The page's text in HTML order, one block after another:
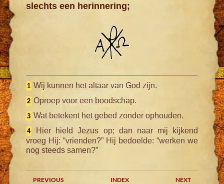
slechts een herinnering;
1 Wij kunnen het altaar van God zijn.
2 Oproep voor een boodschap.
3 Wat betekent het gebed zonder ophouden.
4
Hier hield Jezus op; dan naar mij kijkend
vroeg Hij: “vrienden?” Hij bedoelde: “werken we
nog steeds samen?”
PREVIOUS INDEX
NEXT